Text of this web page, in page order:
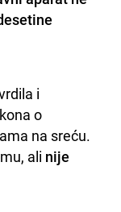
i
o
na sreću.
ali nije